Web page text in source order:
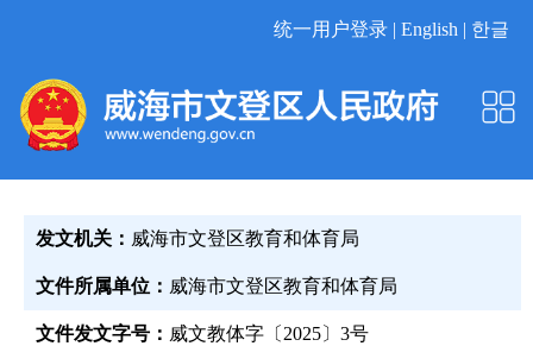
统一用户登录 | English | 한글
发文机关： 威海市文登区教育和体育局
文件所属单位： 威海市文登区教育和体育局
文件发文字号： 威文教体字〔2025〕3号